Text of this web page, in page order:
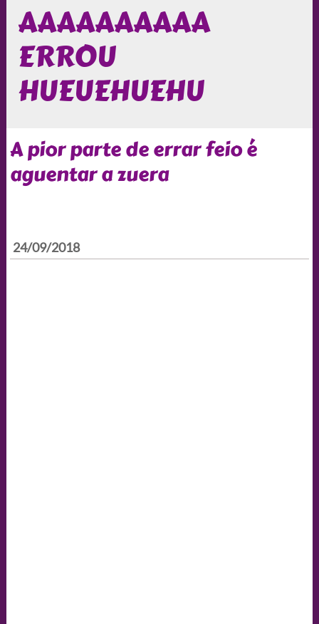
AAAAAAAAAA
ERROU
HUEUEHUEHU
A pior parte de errar feio é
aguentar a zuera
24/09/2018